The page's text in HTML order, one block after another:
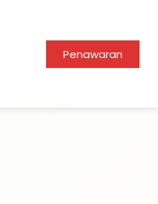
Penawaran